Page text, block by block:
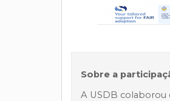
Sobre a
A USDB colaborou